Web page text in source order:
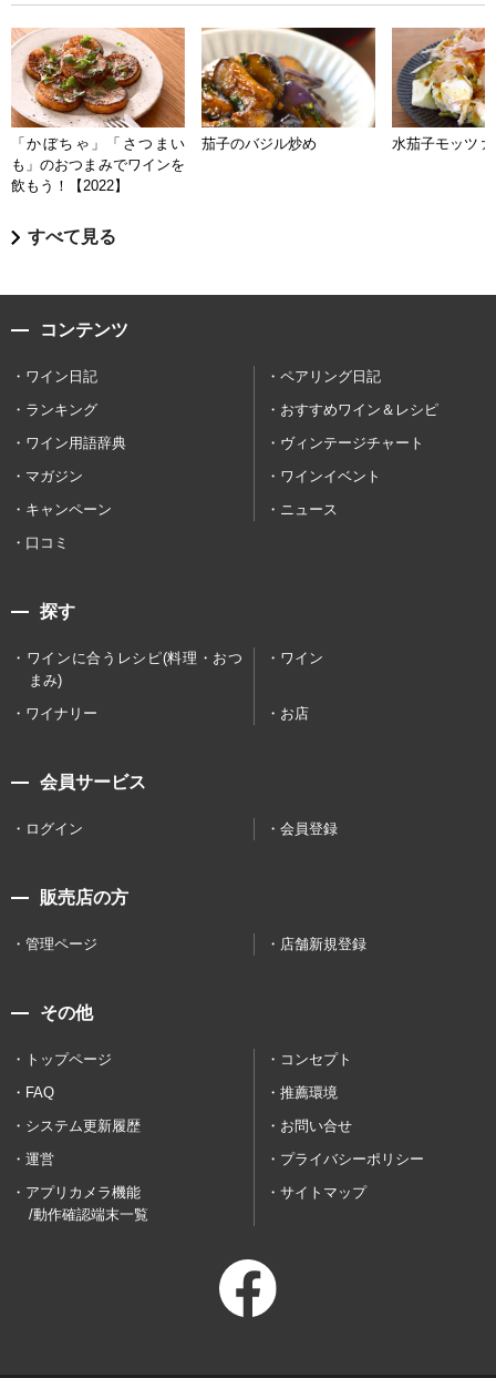
「かぼちゃ」「さつまい
も」のおつまみでワインを
飲もう！【2022】
茄子のバジル炒め 水茄子モッツァ
すべて見る
コンテンツ
ワイン日記
ペアリング日記
ランキング
おすすめワイン＆レシピ
ワイン用語辞典
ヴィンテージチャート
マガジン
ワインイベント
キャンペーン
ニュース
口コミ
探す
ワインに合うレシピ(料理・おつ
まみ)
ワイン
ワイナリー お店
会員サービス
ログイン 会員登録
販売店の方
管理ページ 店舗新規登録
その他
トップページ
コンセプト
FAQ
推薦環境
システム更新履歴
お問い合せ
運営
プライバシーポリシー
アプリカメラ機能
/動作確認端末一覧
サイトマップ